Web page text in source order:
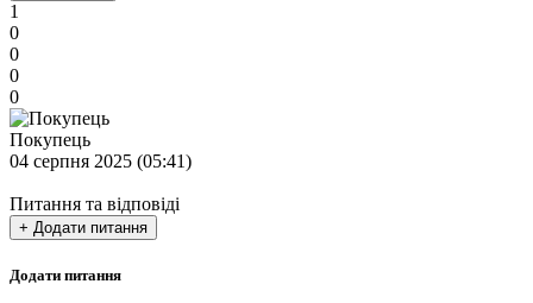
1
0
0
0
0
Покупець
04 серпня 2025 (05:41)
Питання та відповіді
+ Додати питання
Додати питання